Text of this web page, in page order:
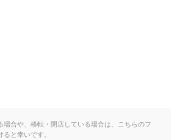
場合や、移転・閉店している場合は、こちらのフ
と幸いです。